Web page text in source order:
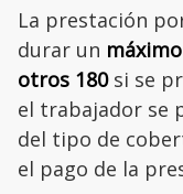
La prestación
durar un
otros 180si se
el trabajador se
del tipo de
el pago de la